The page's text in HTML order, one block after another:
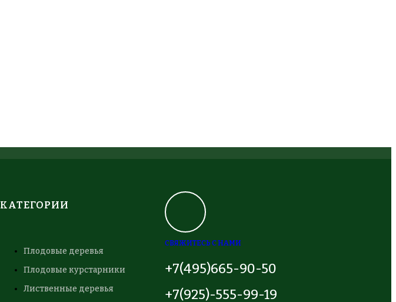
КАТЕГОРИИ
Плодовые деревья
Плодовые курстарники
Лиственные деревья
СВЯЖИТЕСЬ С НАМИ
+7(495)665-90-50
+7(925)-555-99-19